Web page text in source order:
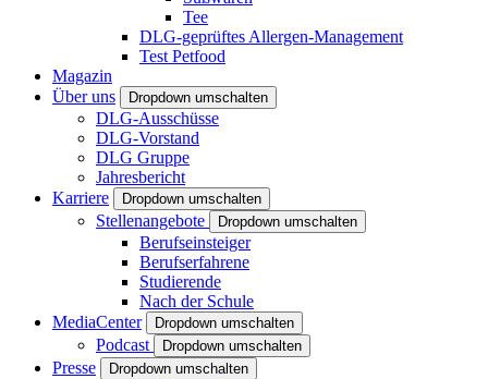
Tee
DLG-geprüftes Allergen-Management
Test Petfood
Magazin
Über uns
Dropdown umschalten
DLG-Ausschüsse
DLG-Vorstand
DLG Gruppe
Jahresbericht
Karriere
Dropdown umschalten
Stellenangebote Dropdown umschalten
Berufseinsteiger
Berufserfahrene
Studierende
Nach der Schule
MediaCenter
Dropdown umschalten
Podcast Dropdown umschalten
Presse Dropdown umschalten